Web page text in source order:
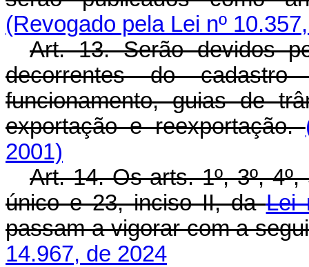
(Revogado pela Lei nº
Art. 13. Serão devidos
decorrentes do
funcionamento, guias de
exportação e reexportação.
2001)
Art. 14. Os arts. 1º, 3º,
único e 23, inciso II, daLei
passam a vigorar com a
14.967, de 2024